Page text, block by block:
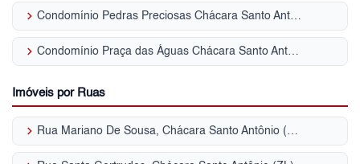
keyboard_arrow_right Condomínio Pedras Preciosas Chácara Santo Antônio (ZL)
keyboard_arrow_right Condomínio Praça das Águas Chácara Santo Antônio (ZL)
Imóveis por Ruas
keyboard_arrow_right Rua Mariano De Sousa, Chácara Santo Antônio (ZL)